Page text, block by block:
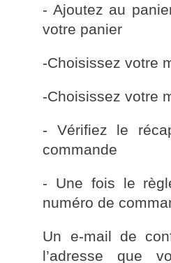
- Ajoutez au
votre panier
-Choisissez votre
-Choisissez votre
- Vérifiez le
commande
- Une fois le
numéro de
Un e-mail de
l’adresse que